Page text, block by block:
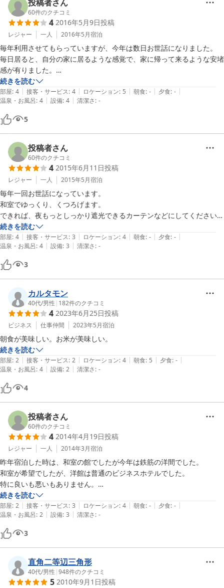
投稿者さん
60件のクチコミ
4 2016年5月9日投稿
レジャー 一人 2016年5月宿泊
毎年利用させてもらっていますが、今年は数日お世話になりました。
毎日居ると、自分の家に居るような感覚で、家に帰って来るような安堵
感が有りました。
和室で布団で寝られるのが最高です。
風呂も良いし、古い建物でもよく掃除されていますので、気持ちよく居
られます。
部屋の遮音という意味では、マナーの悪い客が居ると、どうしても騒々
しいのは仕方無いですが。
とにかく私の利用目的からすると、満足の宿です。
敷地内にある、食事処も美味しいし、良い意味で放っておいてもらえる
ので、助かります。
また来年もお世話になります。
続きを読む
部屋: 4 | 接客・サービス: 4 | ロケーション: 5 | 朝食: - | 夕食: - |
温泉・お風呂: 4 | 設備: 4 | 清潔さ: -
5
投稿者さん
60件のクチコミ
4 2015年6月11日投稿
レジャー 一人 2015年5月宿泊
毎年一回お世話になっています。
和室でゆっくり、くつろげます。
できれば、夜もっとしっかり遮光できるカーテンなどにしてください。
食事は隣接する居酒屋兼食事どころで満足です。
風呂も大きいし、ゆっくりできます。
来年もお世話になります！
続きを読む
部屋: 4 | 接客・サービス: 3 | ロケーション: 4 | 朝食: - | 夕食: - |
温泉・お風呂: 4 | 設備: 3 | 清潔さ: -
3
カルタモン
40代/男性 | 182件のクチコミ
4 2023年6月25日投稿
ビジネス 仕事仲間 2023年5月宿泊
朝食が美味しい。お米が美味しい。
続きを読む
部屋: 2 | 接客・サービス: 2 | ロケーション: 4 | 朝食: 5 | 夕食: - |
温泉・お風呂: 4 | 設備: 2 | 清潔さ: -
4
投稿者さん
60件のクチコミ
4 2014年4月19日投稿
レジャー 一人 2014年3月宿泊
昨年宿泊した時は、和室の館でしたが今年は鉄筋の洋間でした。
和室が希望でしたが、洋館は普通のビジネスホテルでした。
特に良いも悪いもありません。
安いのでまた保田に来たら利用します。
続きを読む
部屋: 2 | 接客・サービス: 3 | ロケーション: 4 | 朝食: - | 夕食: - |
温泉・お風呂: 2 | 設備: 3 | 清潔さ: -
3
直角二等辺三角形
40代/男性 |948件のクチコミ
5 2010年9月1日投稿